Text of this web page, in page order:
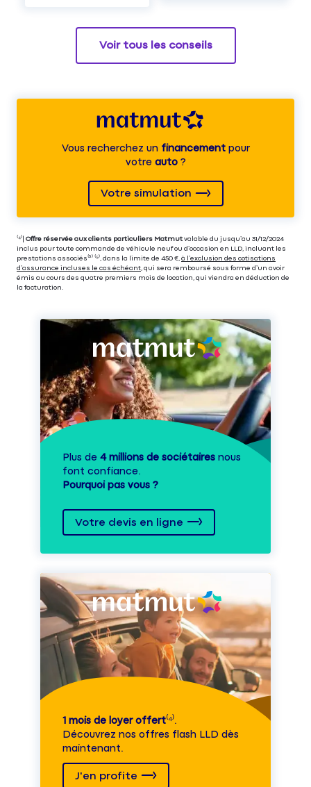
Voir tous les conseils
Vous recherchez unfinancementpour
votre auto?
Votre simulation
⁽⁴⁾| Offre réservée aux clients particuliers Matmut valable du jusqu’au 31/12/2024
inclus pour toute commande de véhicule neuf ou d’occasion en LLD, incluant les
prestations associés⁽³⁾ ⁽⁵⁾, dans la limite de 450 €, à l’exclusion des cotisations
d’assurance incluses le cas échéant, qui sera remboursé sous forme d’un avoir
émis au cours des quatre premiers mois de location, qui viendra en déduction de
la facturation.
Plus de 4 millions de sociétaires nous
font confiance.
Pourquoi pas vous ?
Votre devis en ligne
1 mois de loyer offert⁽⁴⁾.
Découvrez nos offres flash LLD dès
maintenant.
J'en profite